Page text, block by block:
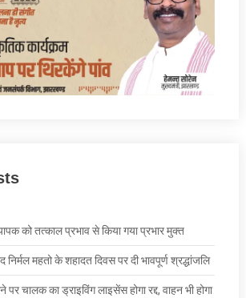
को तत्काल प्रभाव से किया गया प्रभार मुक्त
निर्मल महतो के शहादत दिवस पर दी भावपूर्ण श्रद्धांजलि
पर चालक का ड्राइविंग लाइसेंस होगा रद्द, वाहन भी होगा